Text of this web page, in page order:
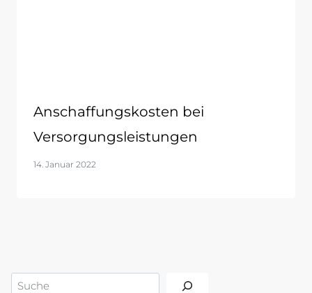
Anschaffungskosten bei
Versorgungsleistungen
14. Januar 2022
Suchen